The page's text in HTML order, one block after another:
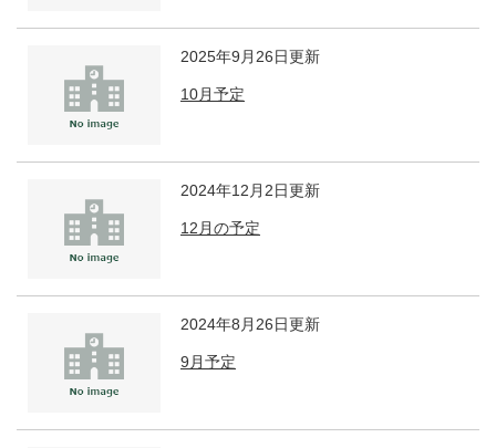
2025年9月26日更新
10月予定
2024年12月2日更新
12月の予定
2024年8月26日更新
9月予定